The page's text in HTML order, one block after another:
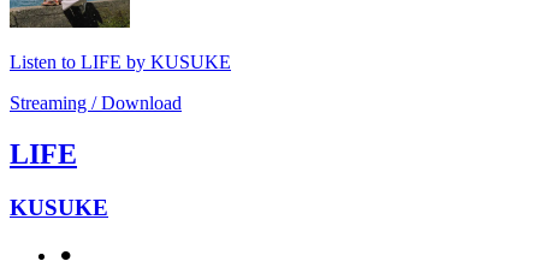
Listen to LIFE by KUSUKE
Streaming / Download
LIFE
KUSUKE
⚫︎